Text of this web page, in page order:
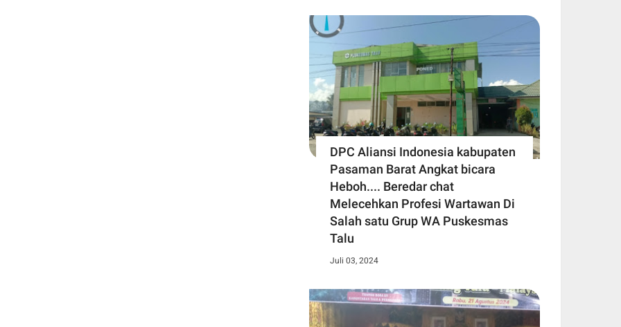
DPC Aliansi Indonesia kabupaten
Pasaman Barat Angkat bicara
Heboh.... Beredar chat
Melecehkan Profesi Wartawan Di
Salah satu Grup WA Puskesmas
Talu
Juli 03, 2024